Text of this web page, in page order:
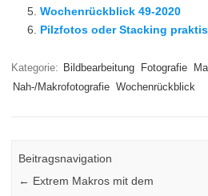
Wochenrückblick 49-2020
Pilzfotos oder Stacking
Kategorie: Bildbearbeitung Fotografie
Nah-/Makrofotografie Wochenrückblick
Beitragsnavigation
← Extrem Makros mit dem